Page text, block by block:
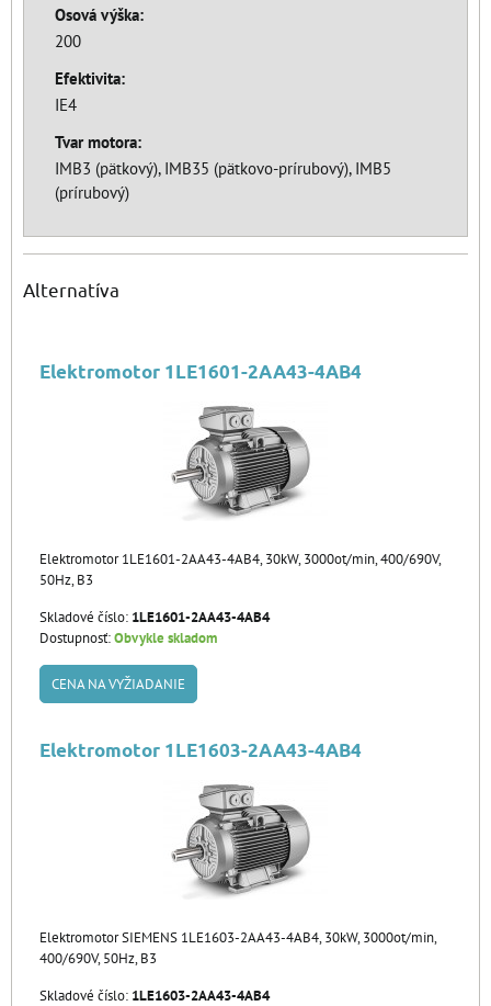
Osová výška:
200
Efektivita:
IE4
Tvar motora:
IMB3 (pätkový), IMB35 (pätkovo-prírubový), IMB5
(prírubový)
Alternatíva
Elektromotor 1LE1601-2AA43-4AB4
Elektromotor 1LE1601-2AA43-4AB4, 30kW, 3000ot/min, 400/690V,
50Hz, B3
Skladové číslo: 1LE1601-2AA43-4AB4
Dostupnosť:Obvykle skladom
CENA NA VYŽIADANIE
Elektromotor 1LE1603-2AA43-4AB4
Elektromotor SIEMENS 1LE1603-2AA43-4AB4, 30kW, 3000ot/min,
400/690V, 50Hz, B3
Skladové číslo: 1LE1603-2AA43-4AB4